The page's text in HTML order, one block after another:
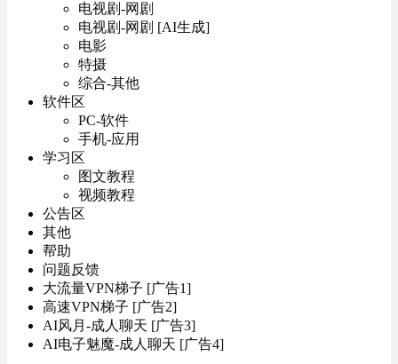
电视剧-网剧
电视剧-网剧 [AI生成]
电影
特摄
综合-其他
软件区
PC-软件
手机-应用
学习区
图文教程
视频教程
公告区
其他
帮助
问题反馈
大流量VPN梯子 [广告1]
高速VPN梯子 [广告2]
AI风月-成人聊天 [广告3]
AI电子魅魔-成人聊天 [广告4]